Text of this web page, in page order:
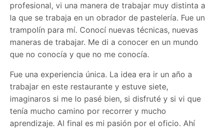
profesional, vi una manera de trabajar muy distinta a
la que se trabaja en un obrador de pastelería. Fue un
trampolín para mí. Conocí nuevas técnicas, nuevas
maneras de trabajar. Me di a conocer en un mundo
que no conocía y que no me conocía.
Fue una experiencia única. La idea era ir un año a
trabajar en este restaurante y estuve siete,
imaginaros si me lo pasé bien, si disfruté y si vi que
tenía mucho camino por recorrer y mucho
aprendizaje. Al final es mi pasión por el oficio. Ahí